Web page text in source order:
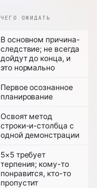
ЧЕГО ОЖИДАТЬ
В основном причина-
следствие; не всегда
дойдут до конца, и
это нормально
Первое осознанное
планирование
Освоят метод
строки-и-столбца с
одной демонстрации
5×5 требует
терпения; кому-то
понравится, кто-то
пропустит